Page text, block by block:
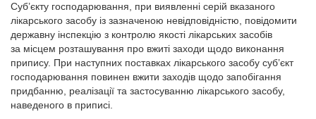
Суб’єкту господарювання, при виявленні серій вказаного
лікарського засобу із зазначеною невідповідністю, повідомити
державну інспекцію з контролю якості лікарських засобів
за місцем розташування про вжиті заходи щодо виконання
припису. При наступних поставках лікарського засобу суб’єкт
господарювання повинен вжити заходів щодо запобігання
придбанню, реалізації та застосуванню лікарського засобу,
наведеного в приписі.